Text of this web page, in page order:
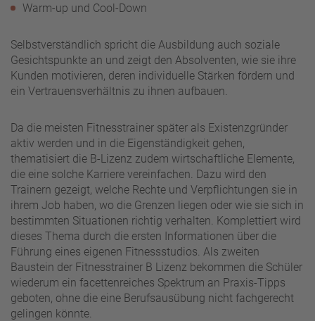
Warm-up und Cool-Down
Selbstverständlich spricht die Ausbildung auch soziale
Gesichtspunkte an und zeigt den Absolventen, wie sie ihre
Kunden motivieren, deren individuelle Stärken fördern und
ein Vertrauensverhältnis zu ihnen aufbauen.
Da die meisten Fitnesstrainer später als Existenzgründer
aktiv werden und in die Eigenständigkeit gehen,
thematisiert die B-Lizenz zudem wirtschaftliche Elemente,
die eine solche Karriere vereinfachen. Dazu wird den
Trainern gezeigt, welche Rechte und Verpflichtungen sie in
ihrem Job haben, wo die Grenzen liegen oder wie sie sich in
bestimmten Situationen richtig verhalten. Komplettiert wird
dieses Thema durch die ersten Informationen über die
Führung eines eigenen Fitnessstudios. Als zweiten
Baustein der Fitnesstrainer B Lizenz bekommen die Schüler
wiederum ein facettenreiches Spektrum an Praxis-Tipps
geboten, ohne die eine Berufsausübung nicht fachgerecht
gelingen könnte.